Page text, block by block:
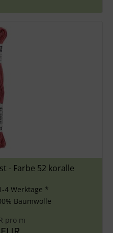
- Farbe 52 koralle
4 Werktage *
Baumwolle
pro m